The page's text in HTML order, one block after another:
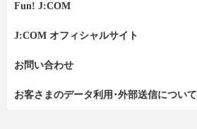
Fun! J:COM
J:COM オフィシャルサイト
お問い合わせ
お客さまのデータ利用･外部送信について